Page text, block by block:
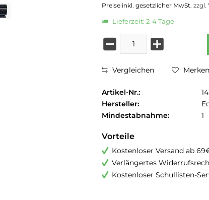
Preise inkl. gesetzlicher MwSt. zzgl.
Lieferzeit: 2-4 Tage
Vergleichen Merken
Artikel-Nr.:
Hersteller:
Mindestabnahme:
1
Vorteile
Kostenloser Versand ab
Verlängertes
Kostenloser Schullisten-